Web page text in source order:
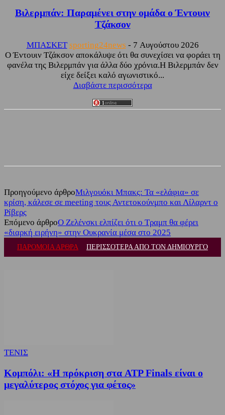
Βιλερμπάν: Παραμένει στην ομάδα ο Έντουιν
Τζάκσον
ΜΠΑΣΚΕΤ sporting24news - 7 Αυγούστου 2026
Ο Έντουιν Τζάκσον αποκάλυψε ότι θα συνεχίσει να φοράει τη
φανέλα της Βιλερμπάν για άλλα δύο χρόνια.Η Βιλερμπάν δεν
είχε δείξει καλό αγωνιστικό...
Διαβάστε περισσότερα
Προηγούμενο άρθροΜιλγουόκι Μπακς: Τα «ελάφια» σε
κρίση, κάλεσε σε meeting τους Αντετοκούνμπο και Λίλαρντ ο
Ρίβερς
Επόμενο άρθροΟ Ζελένσκι ελπίζει ότι ο Τραμπ θα φέρει
«διαρκή ειρήνη» στην Ουκρανία μέσα στο 2025
ΠΑΡΟΜΟΙΑ ΑΡΘΡΑ ΠΕΡΙΣΣΟΤΕΡΑ ΑΠΟ ΤΟΝ ΔΗΜΙΟΥΡΓΟ
ΤΕΝΙΣ
Κομπόλι: «Η πρόκριση στα ATP Finals είναι ο
μεγαλύτερος στόχος για φέτος»